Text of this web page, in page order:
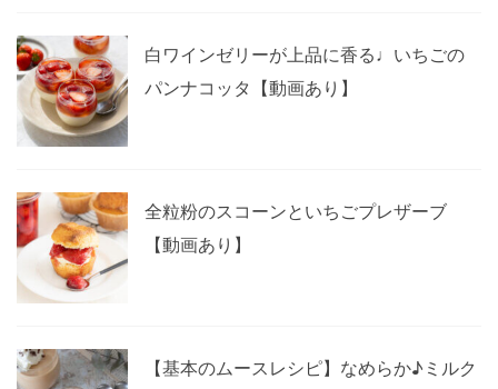
白ワインゼリーが上品に香る♩いちごの
パンナコッタ【動画あり】
全粒粉のスコーンといちごプレザーブ
【動画あり】
【基本のムースレシピ】なめらか♪ミルク